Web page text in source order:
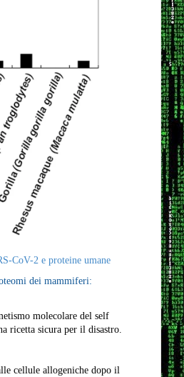
CoV-2 e proteine umane
dei mammiferi:
molecolare del self
sicura per il disastro.
cellule allogeniche dopo il